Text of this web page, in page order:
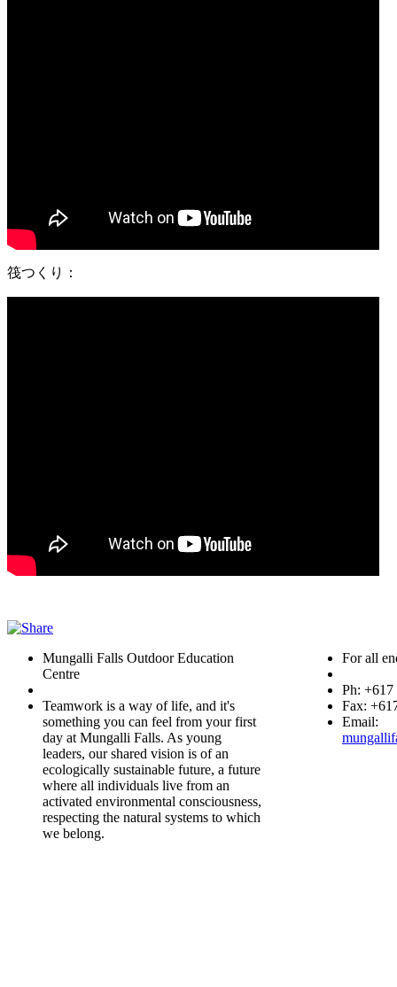
筏つくり：
Mungalli Falls Outdoor Education
Centre
Teamwork is a way of life, and it's
something you can feel from your first
day at Mungalli Falls. As young
leaders, our shared vision is of an
ecologically sustainable future, a future
where all individuals live from an
activated environmental consciousness,
respecting the natural systems to which
we belong.
For all
Ph: +617
Fax:
Email: